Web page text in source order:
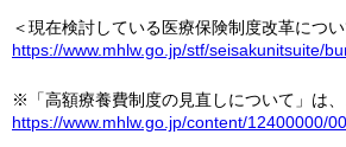
＜現在検討している医療保険制度改革につ
https://www.mhlw.go.jp/stf/seisakunitsuite/
※「高額療養費制度の見直しについて」は、
https://www.mhlw.go.jp/content/12400000/